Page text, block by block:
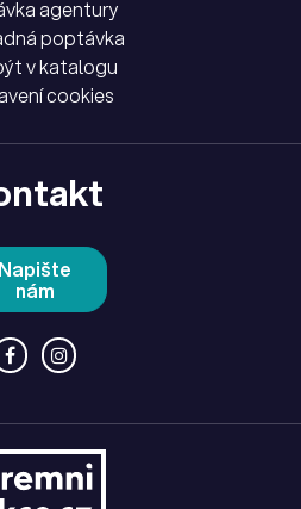
agentury
poptávka
v katalogu
cookies
Napište
nám